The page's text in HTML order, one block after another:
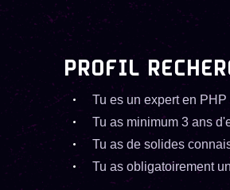
PROFIL
Tu es un expert en
Tu as minimum 3 ans
Tu as de solides
Tu as obligatoirement